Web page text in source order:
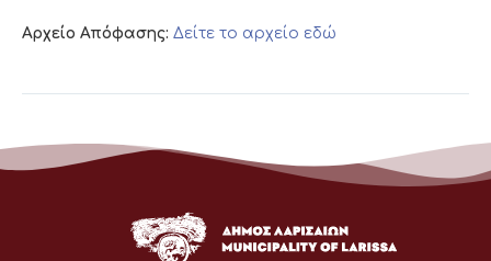
Αρχείο Απόφασης: Δείτε το αρχείο εδώ